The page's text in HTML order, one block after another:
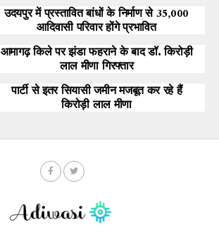
उदयपुर में प्रस्तावित बांधों के निर्माण से 35,000
आदिवासी परिवार होंगे प्रभावित
आमागढ़ किले पर झंडा फहराने के बाद डॉ. किरोड़ी
लाल मीणा गिरफ्तार
पार्टी से इतर सियासी जमीन मजबूत कर रहे हैं
किरोड़ी लाल मीणा